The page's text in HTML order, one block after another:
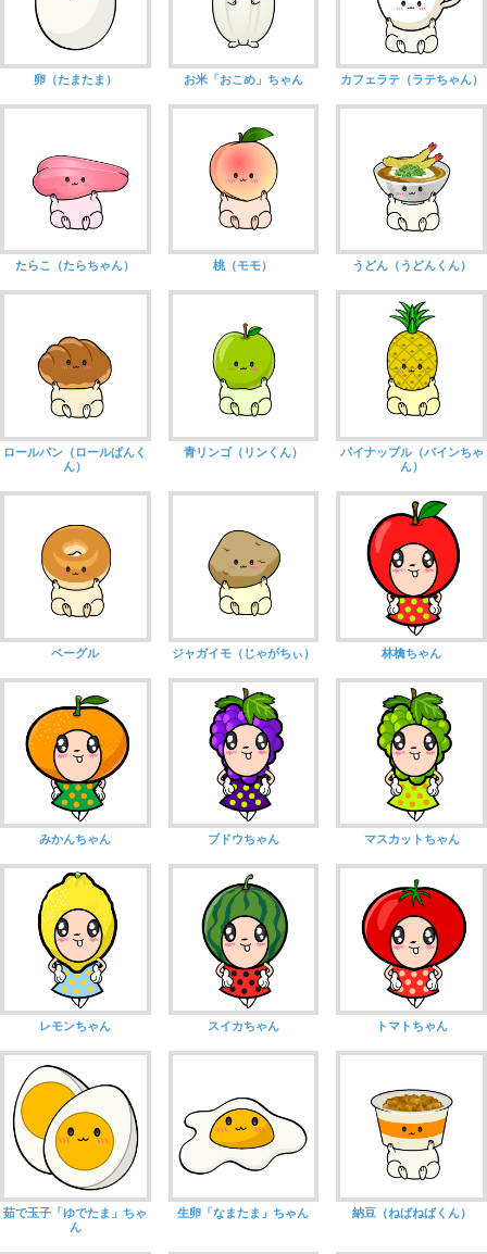
卵（たまたま） お米「おこめ」ちゃん カフェラテ（ラテちゃん）
たらこ（たらちゃん） 桃（モモ） うどん（うどんくん）
ロールパン（ロールぱんく
ん）
青リンゴ（リンくん）
パイナップル（パインちゃ
ん）
ベーグル ジャガイモ（じゃがちぃ） 林檎ちゃん
みかんちゃん ブドウちゃん マスカットちゃん
レモンちゃん スイカちゃん トマトちゃん
茹で玉子「ゆでたま」ちゃ
ん
生卵「なまたま」ちゃん 納豆（ねばねばくん）